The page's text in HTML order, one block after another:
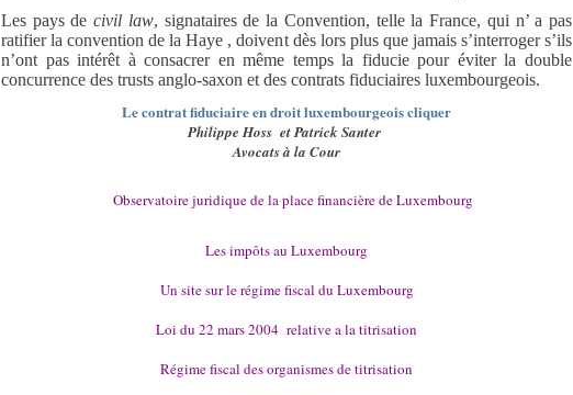
Les pays decivil law, signataires de la Convention, telle la France, qui n’ a pas
ratifier la convention de la Haye , doivent dès lors plus que jamais s’interroger s’ils
n’ont pas intérêt à consacrer en même temps la fiducie pour éviter la double
concurrence des trusts anglo-saxon et des contrats fiduciaires luxembourgeois.
Le contrat fiduciaire en droit luxembourgeois cliquer
Philippe Hoss et Patrick Santer
Avocats à la Cour
Observatoire juridique de la place financière de Luxembourg
Les impôts au Luxembourg
Un site sur le régime fiscal du Luxembourg
Loi du 22 mars 2004 relative a la titrisation
Régime fiscal des organismes de titrisation